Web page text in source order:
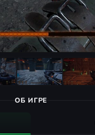
ОБ ИГРЕ